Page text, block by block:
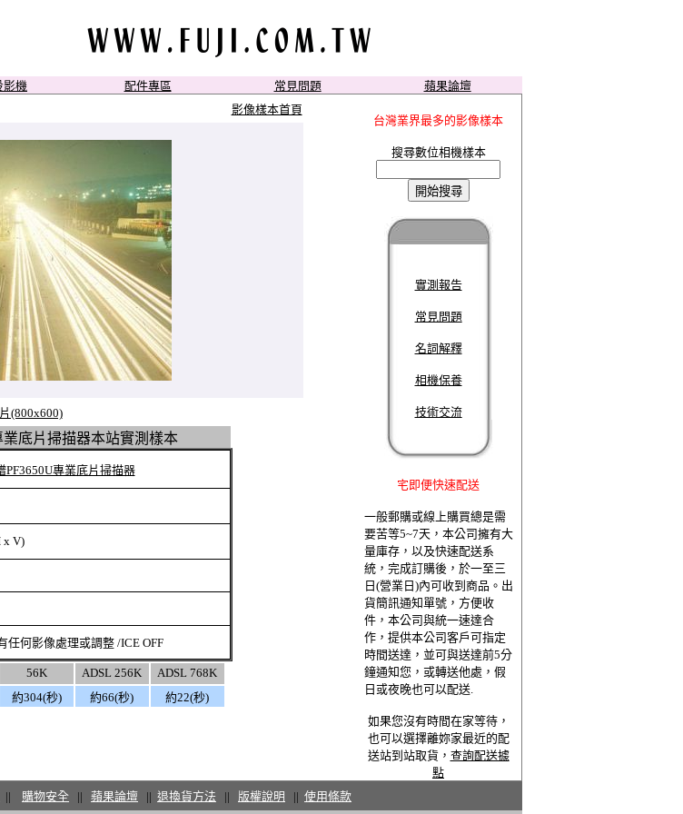
影機 配件專區 常見問題
蘋果論壇
影像樣本首頁
(800x600)
業底片掃描器本站實測樣本
PF3650U專業底片掃描器
x V)
任何影像處理或調整 /ICE OFF
56K ADSL 256K
ADSL 768K
約304(秒) 約66(秒) 約22(秒)
台灣業界最多的影像樣本
搜尋數位相機樣本
實測報告
常見問題
名詞解釋
相機保養
技術交流
宅即便快速配送
一般郵購或線上購買總是需
要苦等5~7天，本公司擁有大
量庫存，以及快速配送系
統，完成訂購後，於一至三
日(營業日)內可收到商品。出
貨簡訊通知單號，方便收
件，本公司與統一速達合
作，提供本公司客戶可指定
時間送達，並可與送達前5分
鐘通知您，或轉送他處，假
日或夜晚也可以配送.
如果您沒有時間在家等待，
也可以選擇離妳家最近的配
送站到站取貨， 查詢配送據
點
|| 購物安全 || 蘋果論壇 || 退換貨方法 || 版權說明 || 使用條款